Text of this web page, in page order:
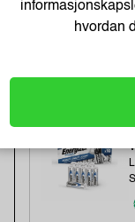
154,-hvordan